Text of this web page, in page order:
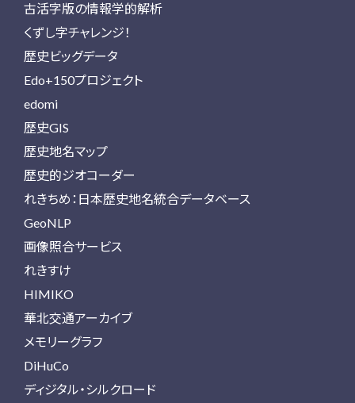
古活字版の情報学的解析
くずし字チャレンジ！
歴史ビッグデータ
Edo+150プロジェクト
edomi
歴史GIS
歴史地名マップ
歴史的ジオコーダー
れきちめ：日本歴史地名統合データベース
GeoNLP
画像照合サービス
れきすけ
HIMIKO
華北交通アーカイブ
メモリーグラフ
DiHuCo
ディジタル・シルクロード